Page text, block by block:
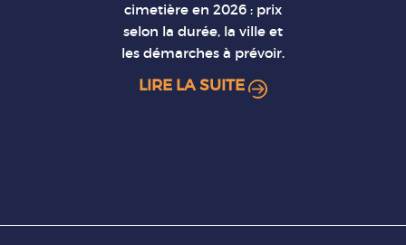
cimetière en 2026 : prix
selon la durée, la ville et
les démarches à prévoir.
LIRE LA SUITE